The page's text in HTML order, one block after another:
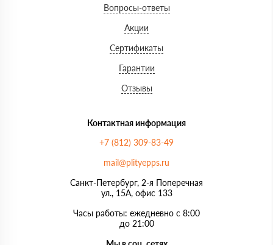
Вопросы-ответы
Акции
Сертификаты
Гарантии
Отзывы
Контактная информация
+7 (812) 309-83-49
mail@plityepps.ru
Санкт-Петербург, 2-я Поперечная
ул., 15А, офис 133
Часы работы: ежедневно с 8:00
до 21:00